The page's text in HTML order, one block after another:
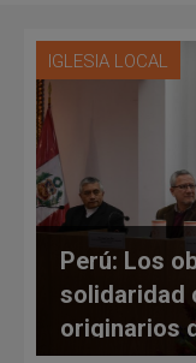
IGLESIA LOCAL
Perú: Los
solidaridad
originarios